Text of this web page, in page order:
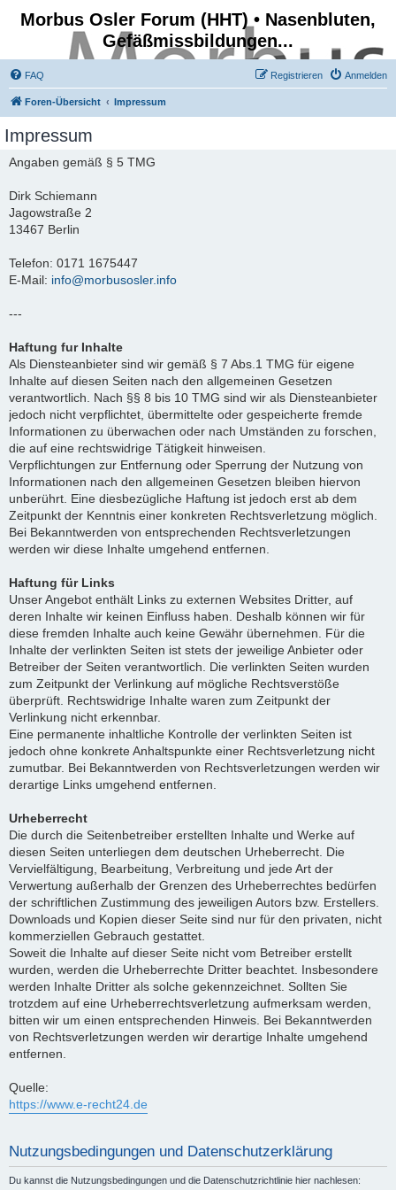
Morbus Osler Forum (HHT) • Nasenbluten,
Gefäßmissbildungen...
FAQ Anmelden
Registrieren
Foren-Übersicht Impressum
Impressum
Angaben gemäß § 5 TMG
Dirk Schiemann
Jagowstraße 2
13467 Berlin
Telefon: 0171 1675447
E-Mail: info@morbusosler.info
---
Haftung fur Inhalte
Als Diensteanbieter sind wir gemäß § 7 Abs.1 TMG für eigene
Inhalte auf diesen Seiten nach den allgemeinen Gesetzen
verantwortlich. Nach §§ 8 bis 10 TMG sind wir als Diensteanbieter
jedoch nicht verpflichtet, übermittelte oder gespeicherte fremde
Informationen zu überwachen oder nach Umständen zu forschen,
die auf eine rechtswidrige Tätigkeit hinweisen.
Verpflichtungen zur Entfernung oder Sperrung der Nutzung von
Informationen nach den allgemeinen Gesetzen bleiben hiervon
unberührt. Eine diesbezügliche Haftung ist jedoch erst ab dem
Zeitpunkt der Kenntnis einer konkreten Rechtsverletzung möglich.
Bei Bekanntwerden von entsprechenden Rechtsverletzungen
werden wir diese Inhalte umgehend entfernen.
Haftung für Links
Unser Angebot enthält Links zu externen Websites Dritter, auf
deren Inhalte wir keinen Einfluss haben. Deshalb können wir für
diese fremden Inhalte auch keine Gewähr übernehmen. Für die
Inhalte der verlinkten Seiten ist stets der jeweilige Anbieter oder
Betreiber der Seiten verantwortlich. Die verlinkten Seiten wurden
zum Zeitpunkt der Verlinkung auf mögliche Rechtsverstöße
überprüft. Rechtswidrige Inhalte waren zum Zeitpunkt der
Verlinkung nicht erkennbar.
Eine permanente inhaltliche Kontrolle der verlinkten Seiten ist
jedoch ohne konkrete Anhaltspunkte einer Rechtsverletzung nicht
zumutbar. Bei Bekanntwerden von Rechtsverletzungen werden wir
derartige Links umgehend entfernen.
Urheberrecht
Die durch die Seitenbetreiber erstellten Inhalte und Werke auf
diesen Seiten unterliegen dem deutschen Urheberrecht. Die
Vervielfältigung, Bearbeitung, Verbreitung und jede Art der
Verwertung außerhalb der Grenzen des Urheberrechtes bedürfen
der schriftlichen Zustimmung des jeweiligen Autors bzw. Erstellers.
Downloads und Kopien dieser Seite sind nur für den privaten, nicht
kommerziellen Gebrauch gestattet.
Soweit die Inhalte auf dieser Seite nicht vom Betreiber erstellt
wurden, werden die Urheberrechte Dritter beachtet. Insbesondere
werden Inhalte Dritter als solche gekennzeichnet. Sollten Sie
trotzdem auf eine Urheberrechtsverletzung aufmerksam werden,
bitten wir um einen entsprechenden Hinweis. Bei Bekanntwerden
von Rechtsverletzungen werden wir derartige Inhalte umgehend
entfernen.
Quelle:
https://www.e-recht24.de
Nutzungsbedingungen und Datenschutzerklärung
Du kannst die Nutzungsbedingungen und die Datenschutzrichtlinie hier nachlesen: